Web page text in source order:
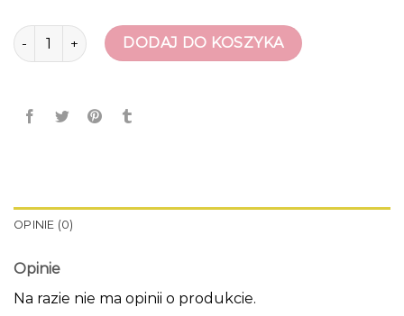
ilość glany DODAJ DO KOSZYKA
OPINIE (0)
Opinie
Na razie nie ma opinii o produkcie.